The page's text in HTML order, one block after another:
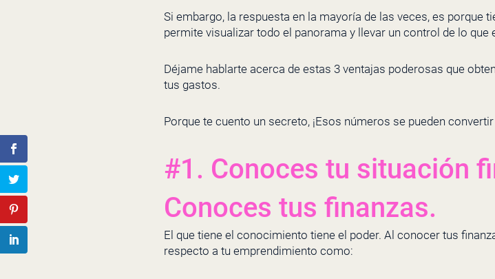
Si embargo, la respuesta en la mayoría de las veces, es porque
permite visualizar todo el panorama y llevar un control de lo que
Déjame hablarte acerca de estas 3 ventajas poderosas que
tus gastos.
Porque te cuento un secreto, ¡Esos números se pueden
#1. Conoces tu situación
Conoces tus finanzas.
El que tiene el conocimiento tiene el poder. Al conocer tus
respecto a tu emprendimiento como: